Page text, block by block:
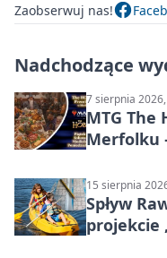
Zaobserwuj nas!
Nadchodzące
7 sierpnia
MTG The
Merfolku
15 sierpnia
Spływ
projekcie